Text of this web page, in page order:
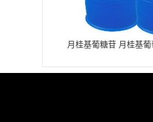
月桂基葡糖苷 月桂基